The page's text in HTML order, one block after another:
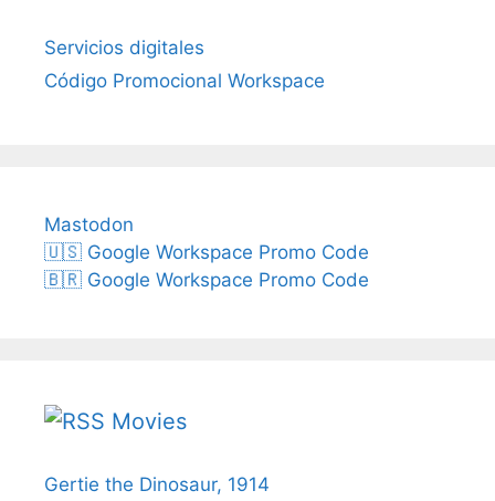
Servicios digitales
Código Promocional Workspace
Mastodon
🇺🇸 Google Workspace Promo Code
🇧🇷 Google Workspace Promo Code
Movies
Gertie the Dinosaur, 1914